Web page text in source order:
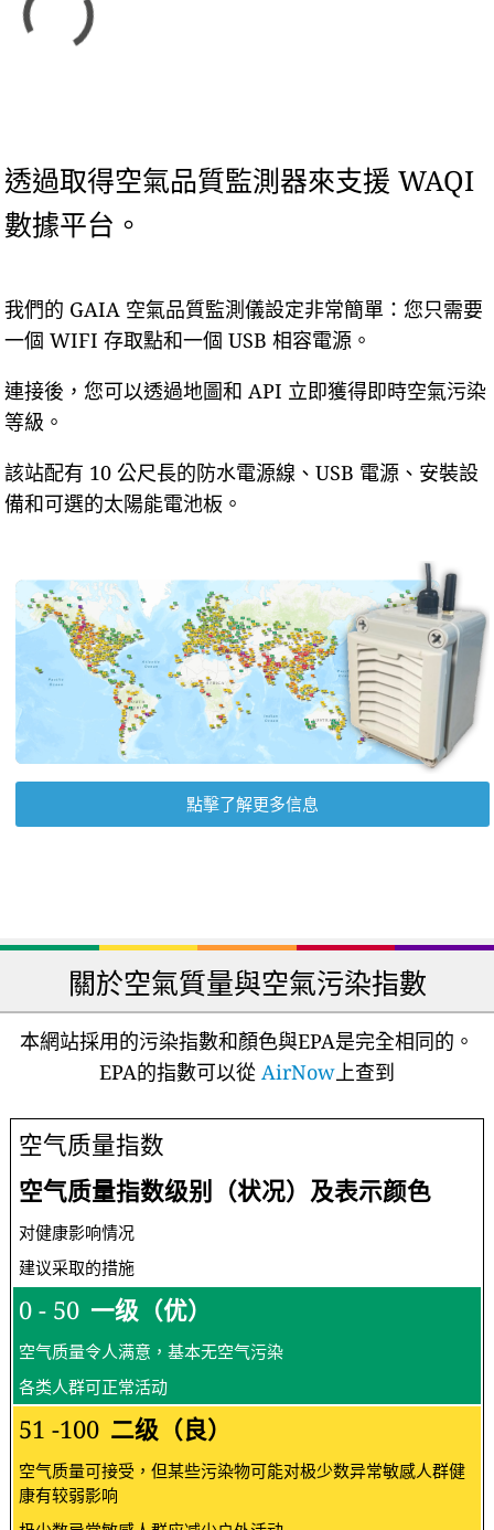
透過取得空氣品質監測器來支援 WAQI
數據平台。
我們的 GAIA 空氣品質監測儀設定非常簡單：您只需要
一個 WIFI 存取點和一個 USB 相容電源。
連接後，您可以透過地圖和 API 立即獲得即時空氣污染
等級。
該站配有 10 公尺長的防水電源線、USB 電源、安裝設
備和可選的太陽能電池板。
點擊了解更多信息
關於空氣質量與空氣污染指數
本網站採用的污染指數和顏色與EPA是完全相同的。
EPA的指數可以從 AirNow上查到
空气质量指数
空气质量指数级别（状况）及表示颜色
对健康影响情况
建议采取的措施
0 - 50 一级（优）
空气质量令人满意，基本无空气污染
各类人群可正常活动
51 -100 二级（良）
空气质量可接受，但某些污染物可能对极少数异常敏感人群健
康有较弱影响